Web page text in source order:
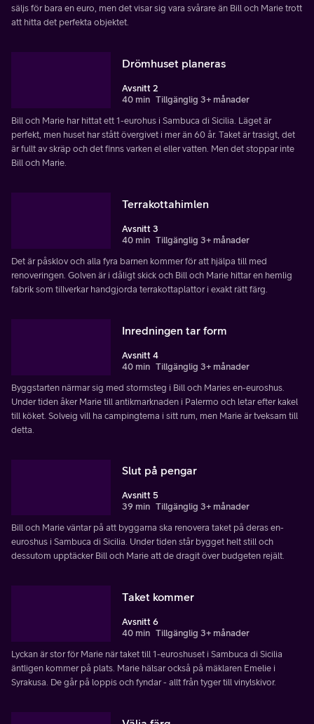
säljs för bara en euro, men det visar sig vara svårare än Bill och Marie trott
att hitta det perfekta objektet.
Drömhuset planeras
Avsnitt 2
40 min Tillgänglig 3+ månader
Bill och Marie har hittat ett 1-eurohus i Sambuca di Sicilia. Läget är
perfekt, men huset har stått övergivet i mer än 60 år. Taket är trasigt, det
är fullt av skräp och det finns varken el eller vatten. Men det stoppar inte
Bill och Marie.
Terrakottahimlen
Avsnitt 3
40 min Tillgänglig 3+ månader
Det är påsklov och alla fyra barnen kommer för att hjälpa till med
renoveringen. Golven är i dåligt skick och Bill och Marie hittar en hemlig
fabrik som tillverkar handgjorda terrakottaplattor i exakt rätt färg.
Inredningen tar form
Avsnitt 4
40 min Tillgänglig 3+ månader
Byggstarten närmar sig med stormsteg i Bill och Maries en-euroshus.
Under tiden åker Marie till antikmarknaden i Palermo och letar efter kakel
till köket. Solveig vill ha campingtema i sitt rum, men Marie är tveksam till
detta.
Slut på pengar
Avsnitt 5
39 min Tillgänglig 3+ månader
Bill och Marie väntar på att byggarna ska renovera taket på deras en-
euroshus i Sambuca di Sicilia. Under tiden står bygget helt still och
dessutom upptäcker Bill och Marie att de dragit över budgeten rejält.
Taket kommer
Avsnitt 6
40 min Tillgänglig 3+ månader
Lyckan är stor för Marie när taket till 1-euroshuset i Sambuca di Sicilia
äntligen kommer på plats. Marie hälsar också på mäklaren Emelie i
Syrakusa. De går på loppis och fyndar - allt från tyger till vinylskivor.